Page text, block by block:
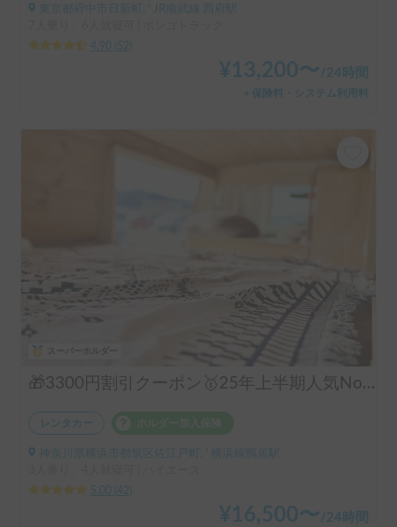
東京都府中市日新町, ' JR南武線 西府駅
4.90
52
¥ 13,200〜 /24時間
＋保険料・システム利用料
🎁3300円割引クーポン🥇25年上半期人気No.1「動くログハウス🪵」【カップルに大人気✨】【ペット旅🐕】📌内容充実なのに格安の「オリジナル保険プラン」を準備👍
レンタカー
神奈川県横浜市都筑区佐江戸町, ' 横浜線鴨居駅
5.00
42
¥ 16,500〜 /24時間